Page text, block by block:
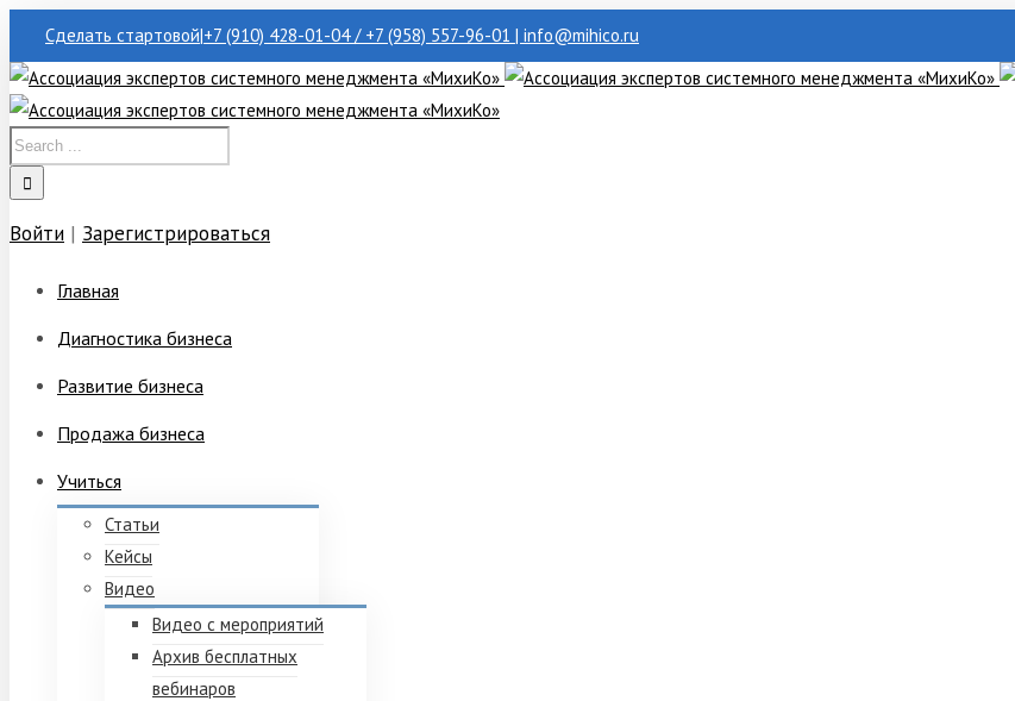
Сделать стартовой|+7 (910) 428-01-04 / +7 (958) 557-96-01 | info@mihico.ru
Войти | Зарегистрироваться
Главная
Диагностика бизнеса
Развитие бизнеса
Продажа бизнеса
Учиться
Статьи
Кейсы
Видео
Видео с мероприятий
Архив бесплатных
вебинаров